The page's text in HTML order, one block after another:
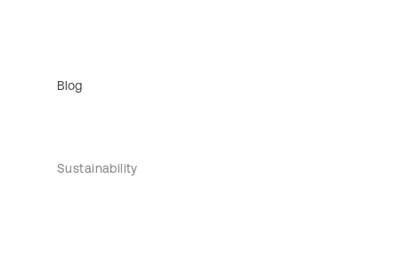
Blog
Sustainability